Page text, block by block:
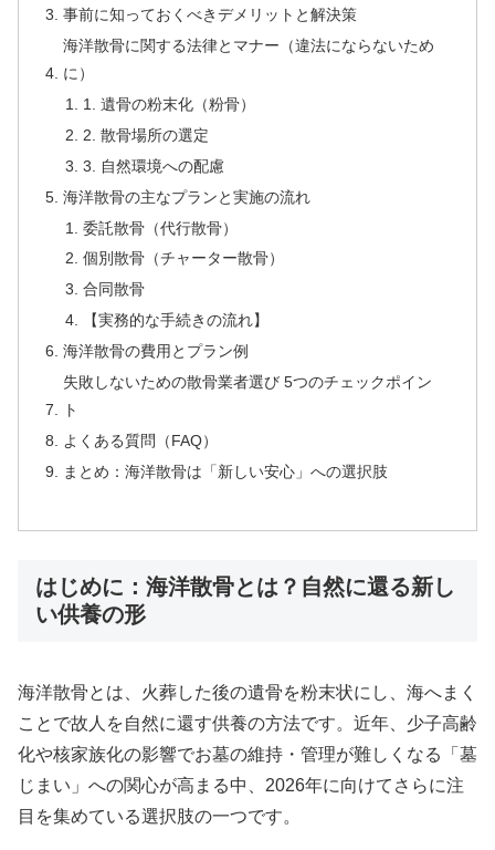
事前に知っておくべきデメリットと解決策
海洋散骨に関する法律とマナー（違法にならないため
に）
1. 遺骨の粉末化（粉骨）
2. 散骨場所の選定
3. 自然環境への配慮
海洋散骨の主なプランと実施の流れ
委託散骨（代行散骨）
個別散骨（チャーター散骨）
合同散骨
【実務的な手続きの流れ】
海洋散骨の費用とプラン例
失敗しないための散骨業者選び 5つのチェックポイン
ト
よくある質問（FAQ）
まとめ：海洋散骨は「新しい安心」への選択肢
はじめに：海洋散骨とは？自然に還る新し
い供養の形
海洋散骨とは、火葬した後の遺骨を粉末状にし、海へまく
ことで故人を自然に還す供養の方法です。近年、少子高齢
化や核家族化の影響でお墓の維持・管理が難しくなる「墓
じまい」への関心が高まる中、2026年に向けてさらに注
目を集めている選択肢の一つです。